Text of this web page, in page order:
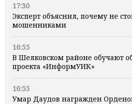
17:30
Эксперт объяснил, почему не
мошенниками
16:55
В Шелковском районе обучают
проекта «ИнформУИК»
16:55
Умар Даудов награжден